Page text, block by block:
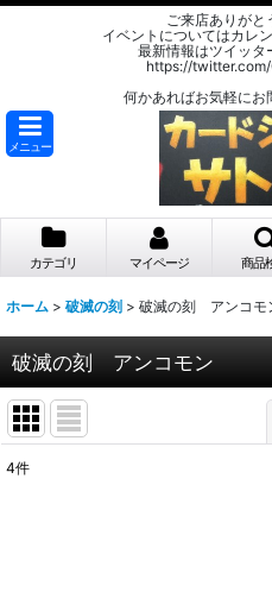
ご来店ありがと
イベントについてはカレ
最新情報はツイッタ
https://
何かあればお気軽にお
メニュー
カテゴリ マイページ 商品
ホーム > 破滅の刻 > 破滅の刻 アンコモ
破滅の刻 アンコモン
4件